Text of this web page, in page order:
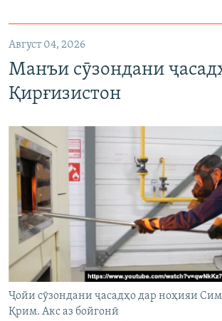
Август 04, 2026
Манъи сӯзондани
Қирғизистон
Ҷойи сӯзондани ҷасадҳо дар ноҳияи
Қрим. Акс аз бойгонӣ